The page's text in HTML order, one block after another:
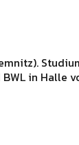
in Halle